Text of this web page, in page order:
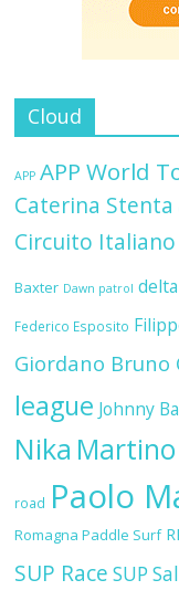
Cloud
APP APP World
Caterina Stenta
Circuito Italiano
Baxter Dawn patrol
Federico Esposito
Giordano Bruno
league Johnny
Nika Martino
road Paolo
Romagna Paddle Surf
SUP Race SUP